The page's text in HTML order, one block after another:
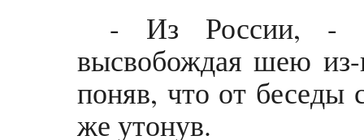
- Из России, -
высвобождая шею из-
поняв, что от беседы
же утонув.